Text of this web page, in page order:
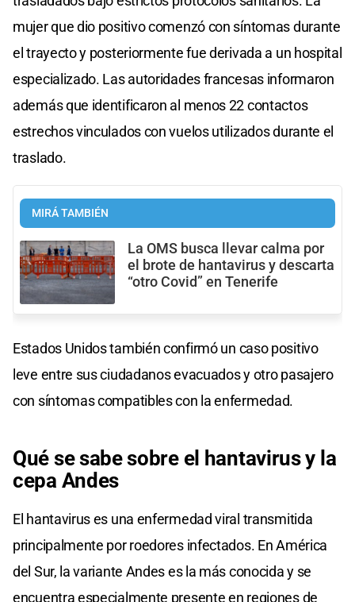
mujer que dio positivo comenzó con síntomas durante
el trayecto y posteriormente fue derivada a un hospital
especializado. Las autoridades francesas informaron
además que identificaron al menos 22 contactos
estrechos vinculados con vuelos utilizados durante el
traslado.
MIRÁ TAMBIÉN
La OMS busca llevar calma por
el brote de hantavirus y descarta
“otro Covid” en Tenerife
Estados Unidos también confirmó un caso positivo
leve entre sus ciudadanos evacuados y otro pasajero
con síntomas compatibles con la enfermedad.
Qué se sabe sobre el hantavirus y la
cepa Andes
El hantavirus es una enfermedad viral transmitida
principalmente por roedores infectados. En América
del Sur, la variante Andes es la más conocida y se
encuentra especialmente presente en regiones de